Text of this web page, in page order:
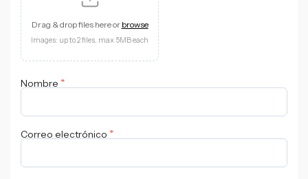
Drag & drop files here or browse
Images: up to 2 files, max 5MB each
Nombre *
Correo electrónico *